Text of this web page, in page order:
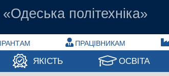
політехніка»
ПРАЦІВНИКАМ
ЯКІСТЬ ОСВІТА